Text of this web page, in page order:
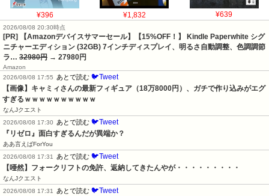
¥396 ¥1,832 ¥639
2026/08/08 20:30時点
[PR] 【Amazonデバイスサマーセール】【15%OFF！】 Kindle Paperwhite シグ
ニチャーエディション (32GB) 7インチディスプレイ、明るさ自動調整、色調調節
ラ… 32980円 → 27980円
Amazon
2026/08/08 17:55
あとで読む 🐦Tweet
【画像】キャミィさんの最新フィギュア（18万8000円）、ガチで作り込みがエグ
すぎるｗｗｗｗｗｗｗｗｗｗ
なんJクエスト
2026/08/08 17:30
あとで読む 🐦Tweet
『リゼロ』面白すぎるんだが異端か？
ああ言えばForYou
2026/08/08 17:31
あとで読む 🐦Tweet
【唖然】フォークリフトの免許、返納してきたんやが・・・・・・・・・
なんJクエスト
2026/08/08 17:31
あとで読む 🐦Tweet